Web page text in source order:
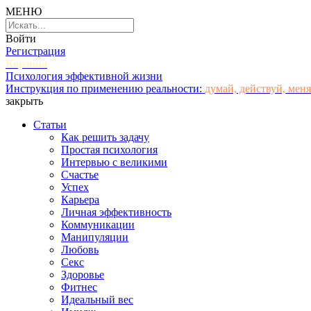
МЕНЮ
Войти
Регистрация
Корзина
Психология эффективной жизни
Инструкция по применению реальности: думай, действуй,
закрыть
Статьи
Как решить задачу
Простая психология
Интервью с великими
Счастье
Успех
Карьера
Личная эффективность
Коммуникации
Манипуляции
Любовь
Секс
Здоровье
Фитнес
Идеальный вес